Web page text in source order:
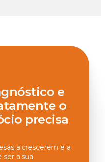
e
o
precisa
a crescerem e a
a sua.